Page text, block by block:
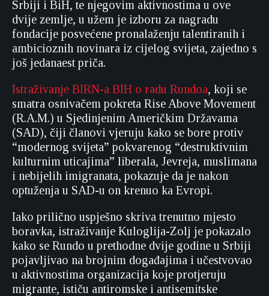
Srbiji i BiH, te njegovim aktivnostima u ove
dvije zemlje, u užem je izboru za nagradu
fondacije posvećene pronalaženju talentiranih i
ambicioznih novinara iz cijelog svijeta, zajedno s
još jedanaest priča.
Istraživanje BIRN-a BIH o radu Rundoa, koji se
smatra osnivačem pokreta Rise Above Movement
(R.A.M.) u Sjedinjenim Američkim Državama
(SAD), čiji članovi vjeruju kako se bore protiv
“modernog svijeta” pokvarenog “destruktivnim
kulturnim uticajima” liberala, Jevreja, muslimana
i nebijelih imigranata, pokazuje da je nakon
optuženja u SAD-u on krenuo ka Evropi.
Iako prilično uspješno skriva trenutno mjesto
boravka, istraživanje Kuloglija-Zolj je pokazalo
kako se Rundo u prethodne dvije godine u Srbiji
pojavljivao na brojnim događajima i učestvovao
u aktivnostima organizacija koje protjeruju
migrante, ističu antiromske i antisemitske